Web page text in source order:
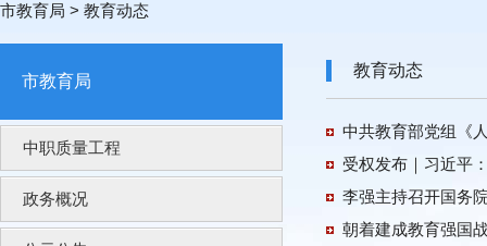
市教育局 > 教育动态
市教育局
中职质量工程
政务概况
教育动态
中共教育部党组《
受权发布｜习近平
李强主持召开国务
朝着建成教育强国